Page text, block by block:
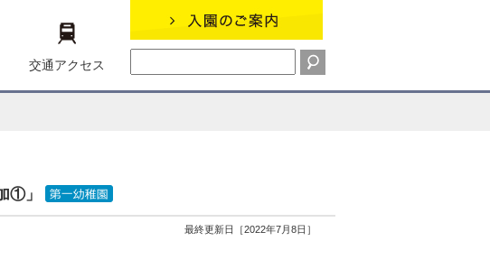
交通アクセス
①」
最終更新日［2022年7月8日］